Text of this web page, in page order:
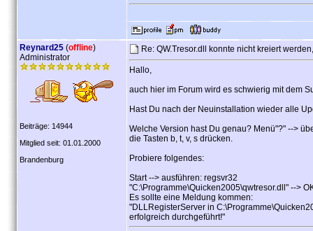
Reynard25 (offline)
Administrator
Beiträge: 14944
Mitglied seit: 01.01.2000
Brandenburg
Re: QW.Tresor.dll konnte nicht kreiert
Hallo,
auch hier im Forum wird es schwierig mit dem
Hast Du nach der Neuinstallation wieder alle
Welche Version hast Du genau? Menü"?" -->
die Tasten b, t, v, s drücken.
Probiere folgendes:
Start --> ausführen: regsvr32
"C:\Programme\Quicken2005\qwtresor.dll" -->
Es sollte eine Meldung kommen:
"DLLRegisterServer in
erfolgreich durchgeführt!"